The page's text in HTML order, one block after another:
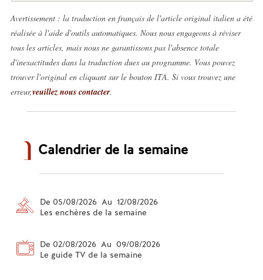
Avertissement : la traduction en français de l'article original italien a été
réalisée à l'aide d'outils automatiques. Nous nous engageons à réviser
tous les articles, mais nous ne garantissons pas l'absence totale
d'inexactitudes dans la traduction dues au programme. Vous pouvez
trouver l'original en cliquant sur le bouton ITA. Si vous trouvez une
erreur,veuillez nous contacter.
Calendrier de la semaine
De 05/08/2026 Au 12/08/2026
Les enchères de la semaine
De 02/08/2026 Au 09/08/2026
Le guide TV de la semaine